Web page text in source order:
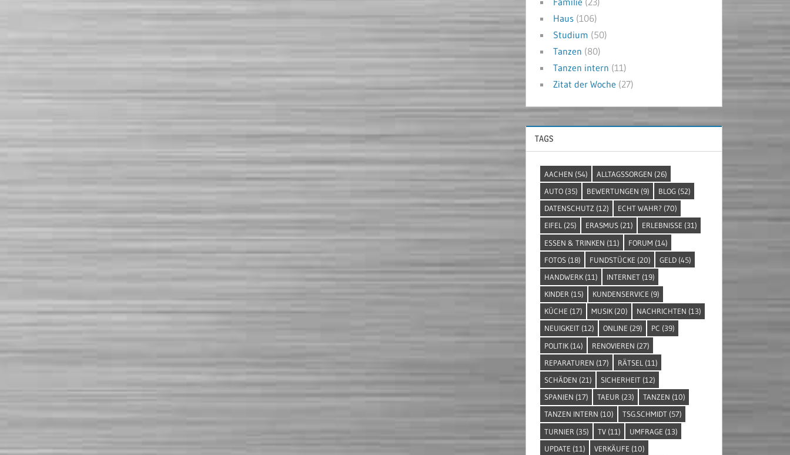
Haus (106)
Studium (50)
Tanzen (80)
Tanzen intern (11)
Zitat der Woche (27)
TAGS
AACHEN (54) ALLTAGSSORGEN (26)
AUTO(35) BEWERTUNGEN (9) BLOG(52)
DATENSCHUTZ (12) ECHT WAHR? (70)
EIFEL(25) ERASMUS(21) ERLEBNISSE (31)
ESSEN & TRINKEN (11) FORUM (14)
FOTOS(18) FUNDSTÜCKE (20) GELD(45)
HANDWERK(11) INTERNET(19)
KINDER (15) KUNDENSERVICE (9)
KÜCHE (17) MUSIK(20) NACHRICHTEN (13)
NEUIGKEIT(12) ONLINE (29) PC (39)
POLITIK(14) RENOVIEREN (27)
REPARATUREN (17) RÄTSEL (11)
SCHÄDEN (21) SICHERHEIT(12)
SPANIEN (17) TAEUR(23) TANZEN (10)
TANZEN INTERN (10) TSG.SCHMIDT(57)
TURNIER (35) TV(11) UMFRAGE (13)
UPDATE (11) VERKÄUFE (10)